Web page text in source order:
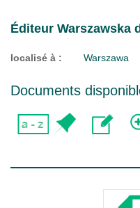
Éditeur Warszawska
localisé à : Warszawa
Documents